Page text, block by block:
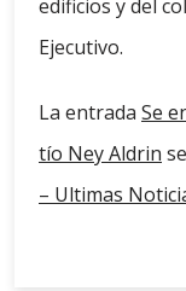
edificios y del
Ejecutivo.
La entrada Se
tío Ney Aldrin
– Ultimas